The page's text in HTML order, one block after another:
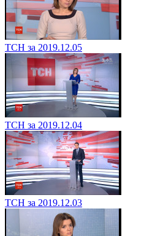
ТСН за 2019.12.05
ТСН за 2019.12.04
ТСН за 2019.12.03